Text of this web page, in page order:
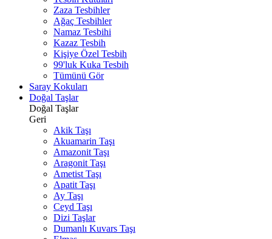
Zaza Tesbihler
Ağaç Tesbihler
Namaz Tesbihi
Kazaz Tesbih
Kişiye Özel Tesbih
99'luk Kuka Tesbih
Tümünü Gör
Saray Kokuları
Doğal Taşlar
Doğal Taşlar
Geri
Akik Taşı
Akuamarin Taşı
Amazonit Taşı
Aragonit Taşı
Ametist Taşı
Apatit Taşı
Ay Taşı
Ceyd Taşı
Dizi Taşlar
Dumanlı Kuvars Taşı